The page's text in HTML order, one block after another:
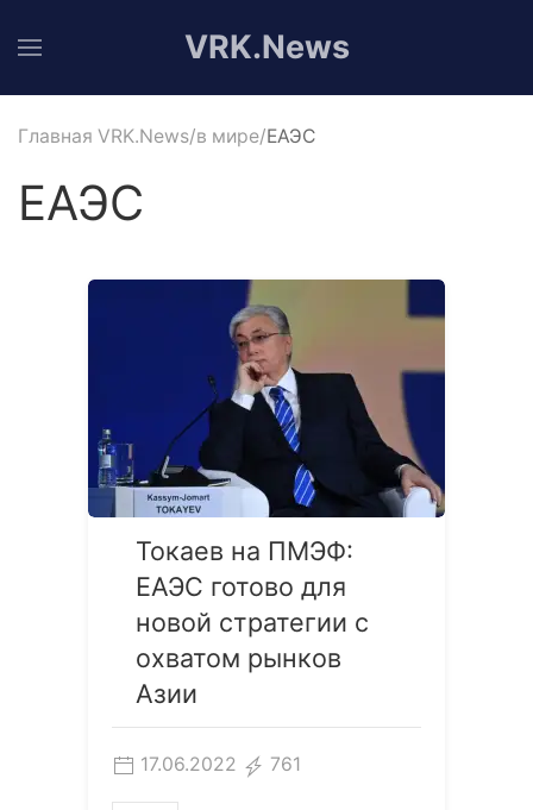
VRK.News
Главная VRK.News в мире ЕАЭС
ЕАЭС
Токаев на ПМЭФ:
ЕАЭС готово для
новой стратегии с
охватом рынков
Азии
17.06.2022 761